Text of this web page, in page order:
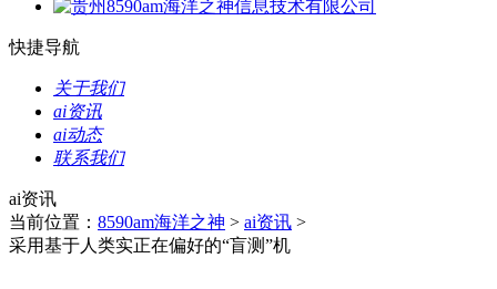
快捷导航
关于我们
ai资讯
ai动态
联系我们
ai资讯
当前位置： 8590am海洋之神 > ai资讯 >
采用基于人类实正在偏好的“盲测”机